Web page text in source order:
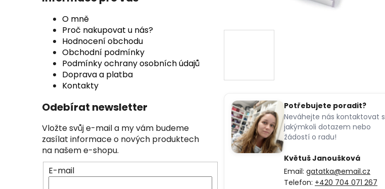
O mně
Proč nakupovat u nás?
Hodnocení obchodu
Obchodní podmínky
Podmínky ochrany osobních údajů
Doprava a platba
Kontakty
Odebírat newsletter
Vložte svůj e-mail a my vám budeme
zasílat informace o nových produktech
na našem e-shopu.
E-mail
Potřebujete poradit?
Neváhejte nás kontaktovat s
jakýmkoli dotazem nebo
žádostí o radu!
Květuš Janoušková
Email: gatatka@email.cz
Telefon: +420 704 071 267